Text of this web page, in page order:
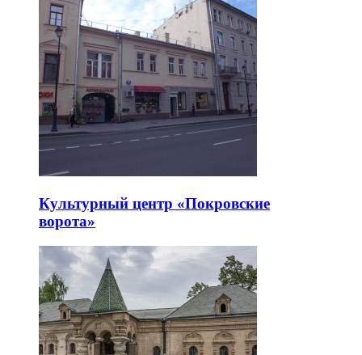
Культурный центр «Покровские
ворота»